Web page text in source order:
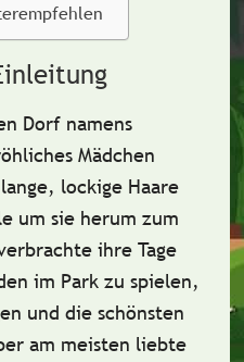
Dorf namens
Mädchen
lockige Haare
um sie herum zum
ihre Tage
im Park zu spielen,
und die schönsten
am meisten liebte